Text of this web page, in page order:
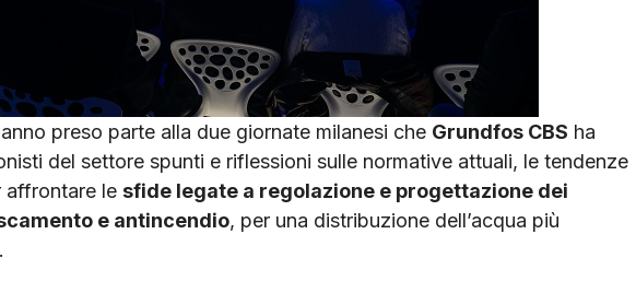
preso parte alla due giornate milanesi che Grundfos CBS ha
del settore spunti e riflessioni sulle normative attuali, le tendenze
affrontare le sfide legate a regolazione e progettazione dei
e antincendio, per una distribuzione dell’acqua più